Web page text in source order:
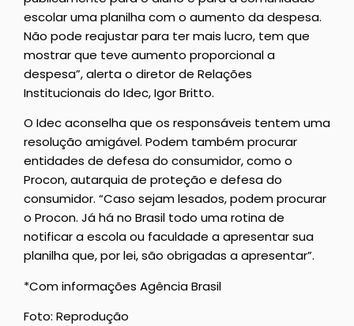
escolar uma planilha com o aumento da despesa.
Não pode reajustar para ter mais lucro, tem que
mostrar que teve aumento proporcional a
despesa”, alerta o diretor de Relações
Institucionais do Idec, Igor Britto.
O Idec aconselha que os responsáveis tentem uma
resolução amigável. Podem também procurar
entidades de defesa do consumidor, como o
Procon, autarquia de proteção e defesa do
consumidor. “Caso sejam lesados, podem procurar
o Procon. Já há no Brasil todo uma rotina de
notificar a escola ou faculdade a apresentar sua
planilha que, por lei, são obrigadas a apresentar”.
*Com informações Agência Brasil
Foto: Reprodução